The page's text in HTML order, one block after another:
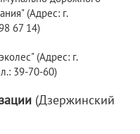
(Адрес: г.
67 14)
(Адрес: г.
39-70-60)
(Дзержинский